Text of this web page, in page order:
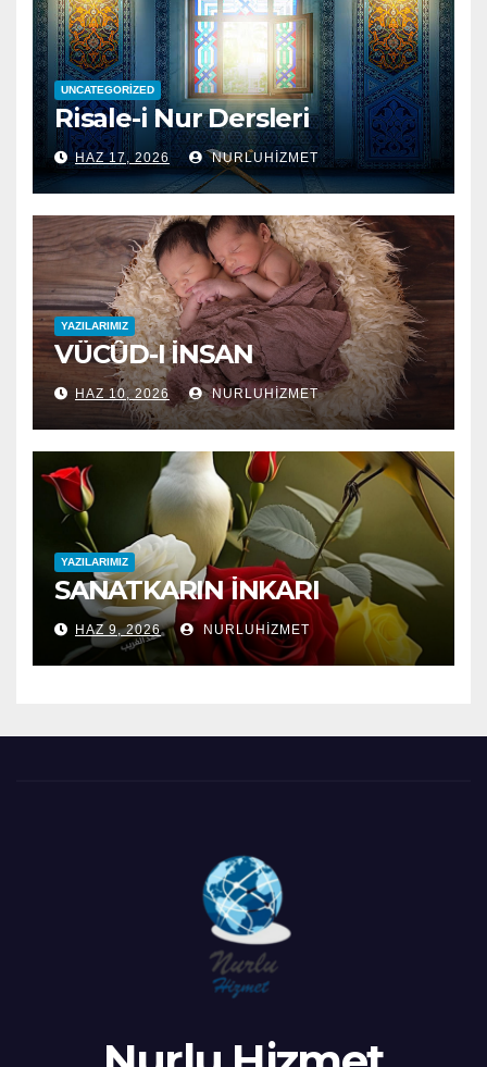
UNCATEGORIZED
Risale-i Nur Dersleri
HAZ 17, 2026 NURLUHIZMET
YAZILARIMIZ
VÜCÛD-I İNSAN
HAZ 10, 2026 NURLUHIZMET
YAZILARIMIZ
SANATKARIN İNKARI
HAZ 9, 2026 NURLUHIZMET